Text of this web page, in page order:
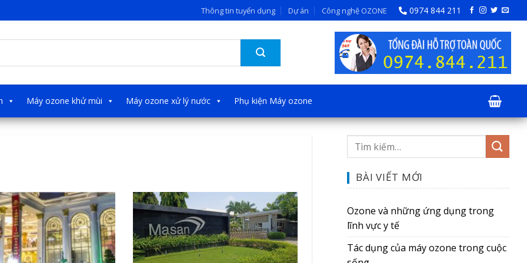
Thông tin tuyển dụng Dự án Công nghệ OZONE 0974 844 211
Máy ozone khử mùi Máy ozone xử lý nước Phụ kiện Máy ozone
BÀI VIẾT MỚI
Ozone và những ứng dụng trong
lĩnh vực y tế
Tác dụng của máy ozone trong cuộc